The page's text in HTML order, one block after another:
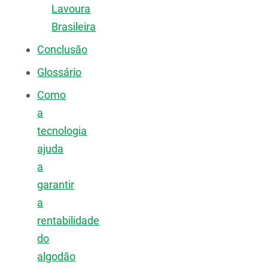
Lavoura
Brasileira
Conclusão
Glossário
Como
a
tecnologia
ajuda
a
garantir
a
rentabilidade
do
algodão